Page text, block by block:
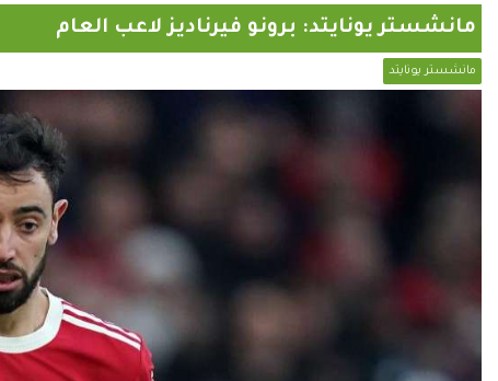
مانشستر يونايتد: برونو فيرناديز لاعب العام
مانشستر يونايتد